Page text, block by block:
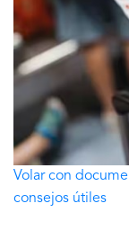
Volar con
consejos útiles